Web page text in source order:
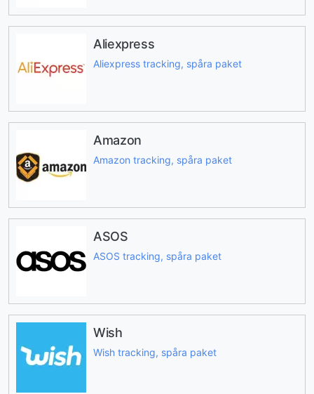
Aliexpress
Aliexpress tracking, spåra paket
Amazon
Amazon tracking, spåra paket
ASOS
ASOS tracking, spåra paket
Wish
Wish tracking, spåra paket